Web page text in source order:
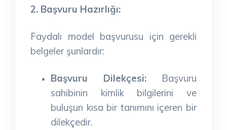
2. Başvuru Hazırlığı:
Faydalı model başvurusu için gerekli
belgeler şunlardır:
Başvuru Dilekçesi:Başvuru
sahibinin kimlik bilgilerini ve
buluşun kısa bir tanımını içeren bir
dilekçedir.